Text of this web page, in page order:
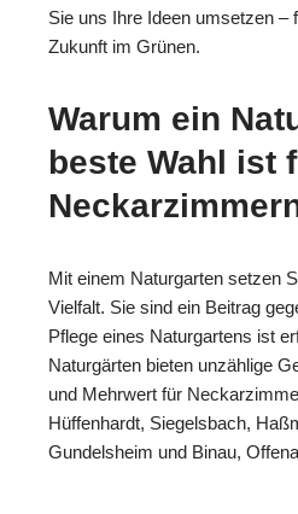
Sie uns Ihre Ideen umsetzen –
Zukunft im Grünen.
Warum ein
beste Wahl ist
Mit einem Naturgarten setzen
Vielfalt. Sie sind ein Beitrag
Pflege eines Naturgartens ist
Naturgärten bieten unzählige
und Mehrwert für
Hüffenhardt, Siegelsbach,
Gundelsheim und Binau,